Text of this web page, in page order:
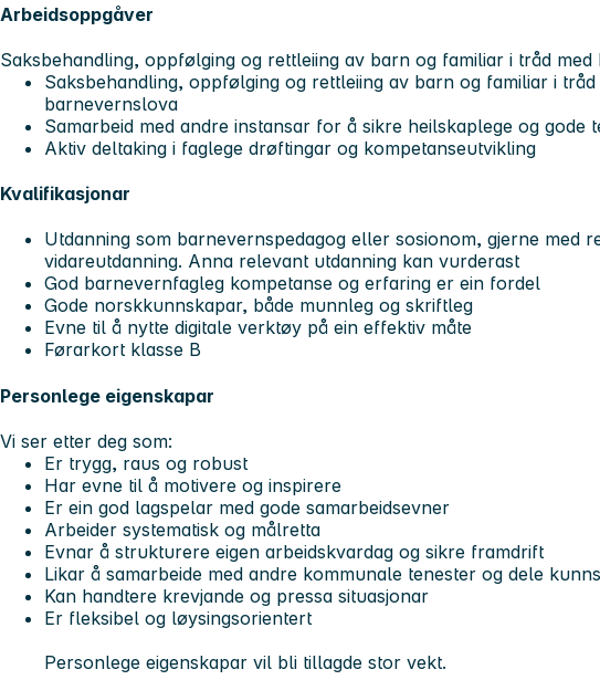
Arbeidsoppgåver
Saksbehandling, oppfølging og rettleiing av barn og familiar i tråd
Saksbehandling, oppfølging og rettleiing av barn og familiar i tråd
barnevernslova
Samarbeid med andre instansar for å sikre heilskaplege og gode
Aktiv deltaking i faglege drøftingar og kompetanseutvikling
Kvalifikasjonar
Utdanning som barnevernspedagog eller sosionom, gjerne med
vidareutdanning. Anna relevant utdanning kan vurderast
God barnevernfagleg kompetanse og erfaring er ein fordel
Gode norskkunnskapar, både munnleg og skriftleg
Evne til å nytte digitale verktøy på ein effektiv måte
Førarkort klasse B
Personlege eigenskapar
Vi ser etter deg som:
Er trygg, raus og robust
Har evne til å motivere og inspirere
Er ein god lagspelar med gode samarbeidsevner
Arbeider systematisk og målretta
Evnar å strukturere eigen arbeidskvardag og sikre framdrift
Likar å samarbeide med andre kommunale tenester og dele
Kan handtere krevjande og pressa situasjonar
Er fleksibel og løysingsorientert
Personlege eigenskapar vil bli tillagde stor vekt.